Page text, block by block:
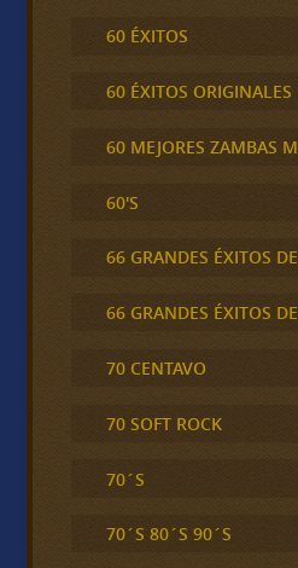
60 ÉXITOS
60 ÉXITOS ORIGINALES
60 MEJORES ZAMBAS
60'S
66 GRANDES ÉXITOS
66 GRANDES ÉXITOS
70 CENTAVO
70 SOFT ROCK
70´S
70´S 80´S 90´S